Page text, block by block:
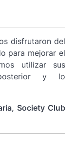
disfrutaron del
para mejorar el
utilizar sus
y lo
Society Club